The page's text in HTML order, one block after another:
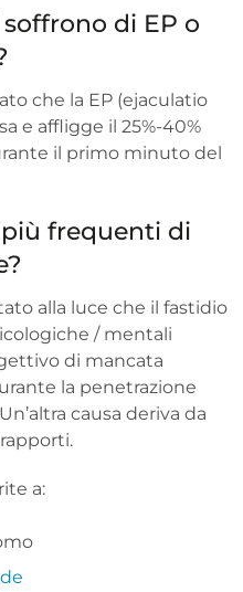
di EP o
che la EP (ejaculatio
e affligge il 25%-40%
il primo minuto del
frequenti di
alla luce che il fastidio
/ mentali
di mancata
la penetrazione
causa deriva da
a: